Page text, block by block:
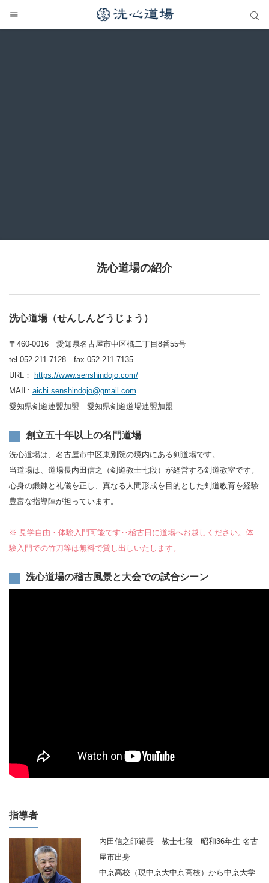
洗心道場の紹介
洗心道場（せんしんどうじょう）
〒460-0016 愛知県名古屋市中区橘二丁目8番55号
tel 052-211-7128 fax 052-211-7135
URL：
https://www.senshindojo.com/
MAIL: aichi.senshindojo@gmail.com
愛知県剣道連盟加盟 愛知県剣道道場連盟加盟
創立五十年以上の名門道場
洗心道場は、名古屋市中区東別院の境内にある剣道場です。
当道場は、道場長内田信之（剣道教士七段）が経営する剣道教室です。
心身の鍛錬と礼儀を正し、真なる人間形成を目的とした剣道教育を経験
豊富な指導陣が担っています。
※ 見学自由・体験入門可能です‥稽古日に道場へお越しください。体
験入門での竹刀等は無料で貸し出しいたします。
洗心道場の稽古風景と大会での試合シーン
指導者
内田信之師範長 教士七段 昭和36年生 名古
屋市出身
中京高校（現中京大中京高校）から中京大学